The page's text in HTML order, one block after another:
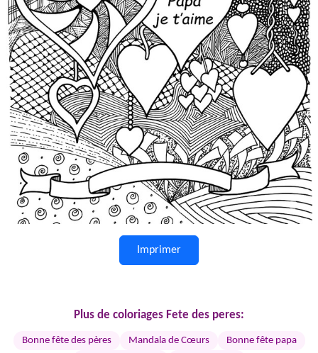
Imprimer
Plus de coloriages Fete des peres:
Bonne fête des pères Mandala de Cœurs
Bonne fête papa